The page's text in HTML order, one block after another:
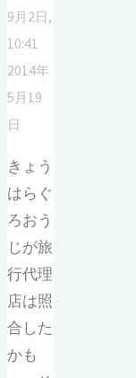
9月2日,
10:41
2014年
5月19
日
きょう
はらぐ
ろおう
じが旅
行代理
店は照
合した
かも